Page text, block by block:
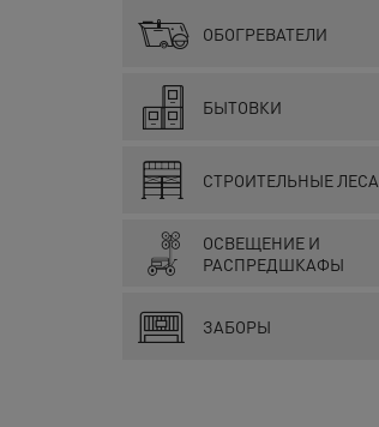
ОБОГРЕВАТЕЛИ
БЫТОВКИ
СТРОИТЕЛЬНЫЕ ЛЕСА
ОСВЕЩЕНИЕ И
РАСПРЕДШКАФЫ
ЗАБОРЫ